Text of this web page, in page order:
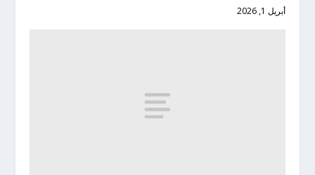
أبريل 1, 2026